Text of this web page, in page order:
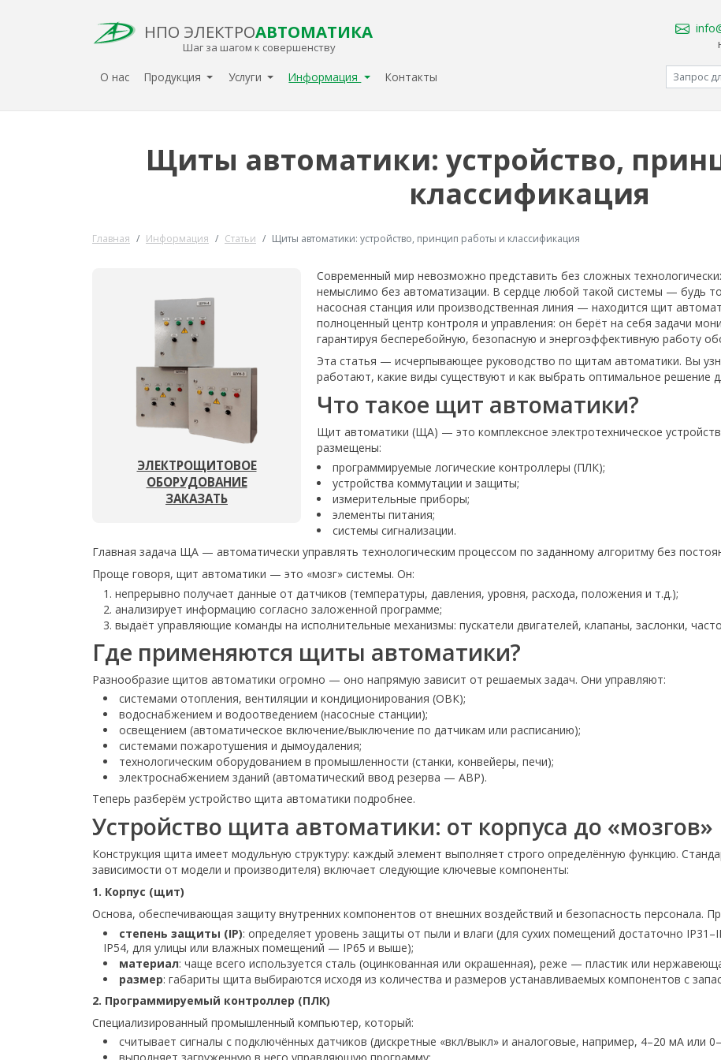
НПО ЭЛЕКТРОАВТОМАТИКА
Шаг за шагом к совершенству
О нас Продукция Услуги Информация Контакты
Щиты автоматики: устройство,
классификация
Главная Информация Статьи Щиты автоматики: устройство, принцип работы и классификация
ЭЛЕКТРОЩИТОВОЕ
ОБОРУДОВАНИЕ
ЗАКАЗАТЬ
Современный мир невозможно представить без сложных
немыслимо без автоматизации. В сердце любой такой системы — будь
насосная станция или производственная линия — находится щит
полноценный центр контроля и управления: он берёт на себя задачи
гарантируя бесперебойную, безопасную и энергоэффективную работу
Эта статья — исчерпывающее руководство по щитам автоматики. Вы
работают, какие виды существуют и как выбрать оптимальное решение
Что такое щит автоматики?
Щит автоматики (ЩА) — это комплексное электротехническое
размещены:
программируемые логические контроллеры (ПЛК);
устройства коммутации и защиты;
измерительные приборы;
элементы питания;
системы сигнализации.
Главная задача ЩА — автоматически управлять технологическим процессом по заданному алгоритму без
Проще говоря, щит автоматики — это «мозг» системы. Он:
непрерывно получает данные от датчиков (температуры, давления, уровня, расхода, положения и т.д.);
анализирует информацию согласно заложенной программе;
выдаёт управляющие команды на исполнительные механизмы: пускатели двигателей, клапаны, заслонки,
Где применяются щиты автоматики?
Разнообразие щитов автоматики огромно — оно напрямую зависит от решаемых задач. Они управляют:
системами отопления, вентиляции и кондиционирования (ОВК);
водоснабжением и водоотведением (насосные станции);
освещением (автоматическое включение/выключение по датчикам или расписанию);
системами пожаротушения и дымоудаления;
технологическим оборудованием в промышленности (станки, конвейеры, печи);
электроснабжением зданий (автоматический ввод резерва — АВР).
Теперь разберём устройство щита автоматики подробнее.
Устройство щита автоматики: от корпуса до «мозгов»
Конструкция щита имеет модульную структуру: каждый элемент выполняет строго определённую функцию.
зависимости от модели и производителя) включает следующие ключевые компоненты:
1. Корпус (щит)
Основа, обеспечивающая защиту внутренних компонентов от внешних воздействий и безопасность персонала.
степень защиты (IP): определяет уровень защиты от пыли и влаги (для сухих помещений достаточно
IP54, для улицы или влажных помещений — IP65 и выше);
материал: чаще всего используется сталь (оцинкованная или окрашенная), реже — пластик или
размер: габариты щита выбираются исходя из количества и размеров устанавливаемых компонентов с
2. Программируемый контроллер (ПЛК)
Специализированный промышленный компьютер, который:
считывает сигналы с подключённых датчиков (дискретные «вкл/выкл» и аналоговые, например, 4–20 мА или